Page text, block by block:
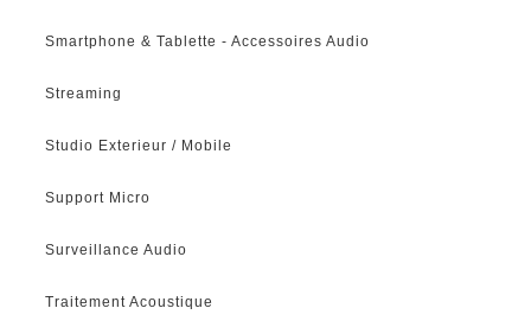
Smartphone & Tablette - Accessoires Audio
Streaming
Studio Exterieur / Mobile
Support Micro
Surveillance Audio
Traitement Acoustique